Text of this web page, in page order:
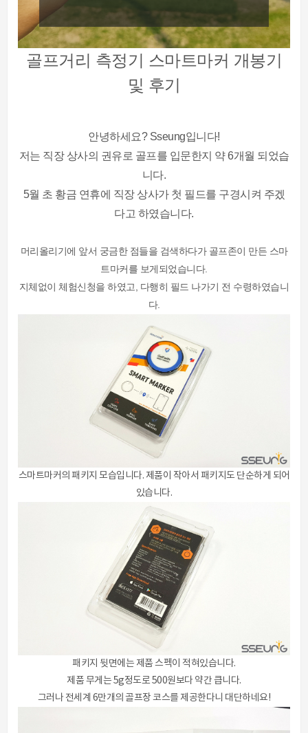
골프거리 측정기 스마트마커 개봉기
및 후기
안녕하세요? Sseung입니다!
저는 직장 상사의 권유로 골프를 입문한지 약 6개월 되었습
니다.
5월 초 황금 연휴에 직장 상사가 첫 필드를 구경시켜 주겠
다고 하였습니다.
머리올리기에 앞서 궁금한 점들을 검색하다가 골프존이 만든 스마
트마커를 보게되었습니다.
지체없이 체험신청을 하였고, 다행히 필드 나가기 전 수령하였습니
다.
스마트마커의 패키지 모습입니다. 제품이 작아서 패키지도 단순하게 되어
있습니다.
패키지 뒷면에는 제품 스펙이 적혀있습니다.
제품 무게는 5g정도로 500원보다 약간 큽니다.
그러나 전세계 6만개의 골프장 코스를 제공한다니 대단하네요!